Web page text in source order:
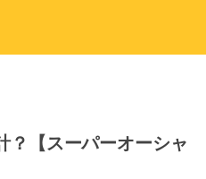
？【スーパーオーシャ